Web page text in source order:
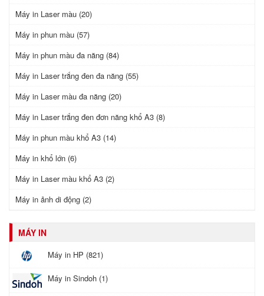
Máy in Laser màu (20)
Máy in phun màu (57)
Máy in phun màu đa năng (84)
Máy in Laser trắng đen đa năng (55)
Máy in Laser màu đa năng (20)
Máy in Laser trắng đen đơn năng khổ A3 (8)
Máy in phun màu khổ A3 (14)
Máy in khổ lớn (6)
Máy in Laser màu khổ A3 (2)
Máy in ảnh di động (2)
MÁY IN
Máy in HP (821)
Máy in Sindoh (1)